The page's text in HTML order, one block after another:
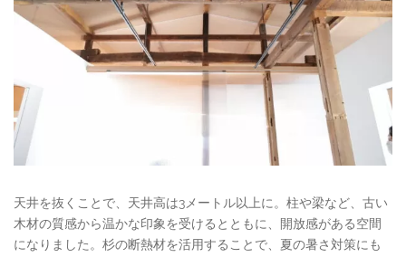
天井を抜くことで、天井高は3メートル以上に。柱や梁など、古い
木材の質感から温かな印象を受けるとともに、開放感がある空間
になりました。杉の断熱材を活用することで、夏の暑さ対策にも